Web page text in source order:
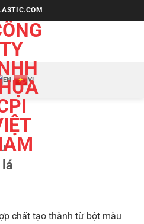
EN VI
chất tạo thành từ bột màu